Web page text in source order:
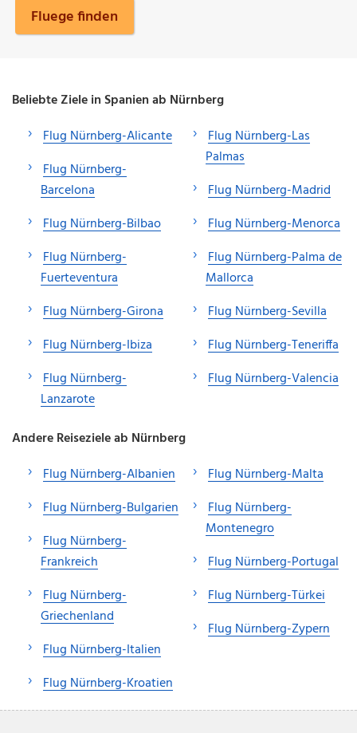
Fluege finden
Beliebte Ziele in Spanien ab Nürnberg
Flug Nürnberg-Alicante
Flug Nürnberg-
Barcelona
Flug Nürnberg-Bilbao
Flug Nürnberg-
Fuerteventura
Flug Nürnberg-Girona
Flug Nürnberg-Ibiza
Flug Nürnberg-
Lanzarote
Flug Nürnberg-Las
Palmas
Flug Nürnberg-Madrid
Flug Nürnberg-Menorca
Flug Nürnberg-Palma de
Mallorca
Flug Nürnberg-Sevilla
Flug Nürnberg-Teneriffa
Flug Nürnberg-Valencia
Andere Reiseziele ab Nürnberg
Flug Nürnberg-Albanien
Flug Nürnberg-Bulgarien
Flug Nürnberg-
Frankreich
Flug Nürnberg-
Griechenland
Flug Nürnberg-Italien
Flug Nürnberg-Kroatien
Flug Nürnberg-Malta
Flug Nürnberg-
Montenegro
Flug Nürnberg-Portugal
Flug Nürnberg-Türkei
Flug Nürnberg-Zypern